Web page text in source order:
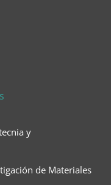
y
de Materiales